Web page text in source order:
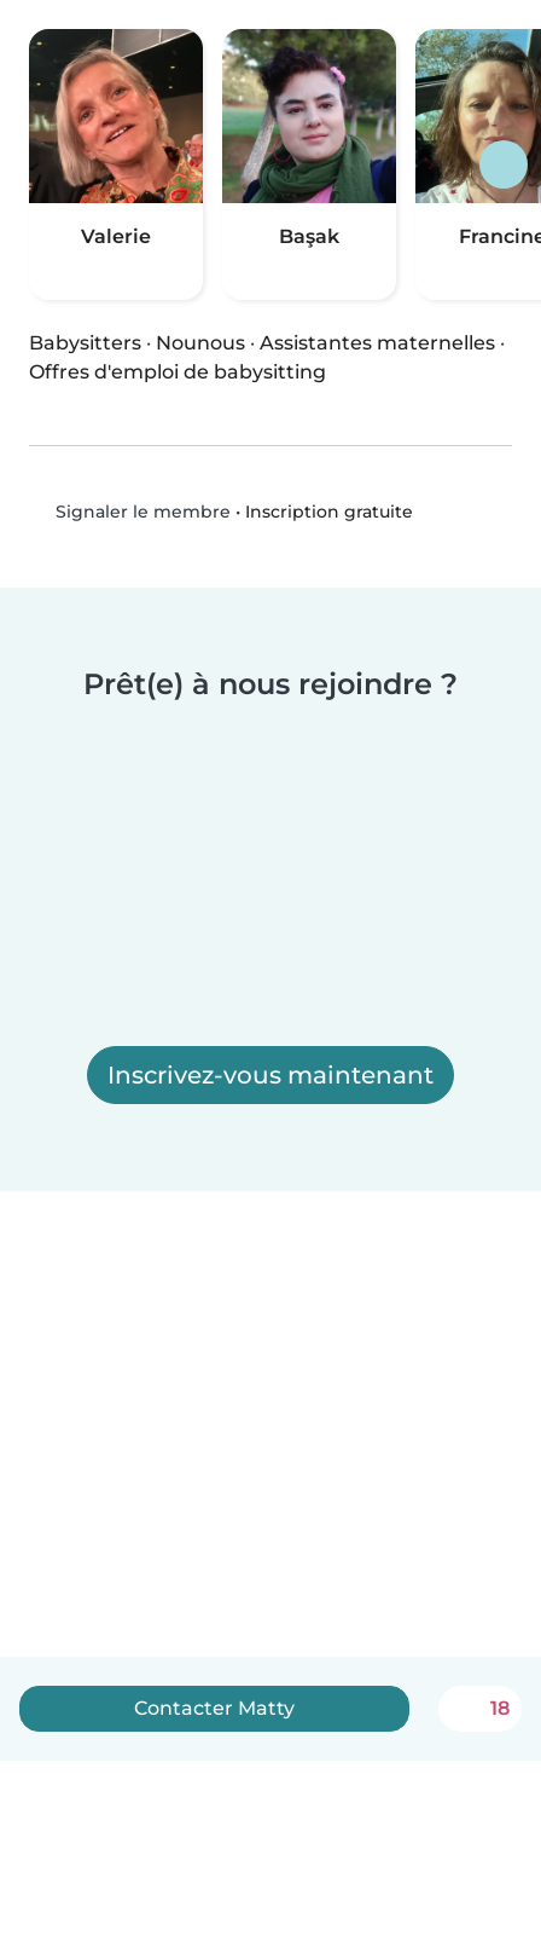
Valerie Başak
Babysitters · Nounous · Assistantes maternelles ·
Offres d'emploi de babysitting
Signaler le membre • Inscription gratuite
Prêt(e) à nous rejoindre ?
Inscrivez-vous maintenant
Contacter Matty 18